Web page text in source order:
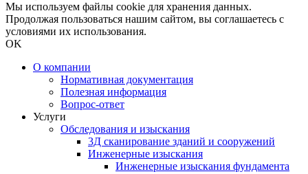
Мы используем файлы cookie для хранения данных.
Продолжая пользоваться нашим сайтом, вы соглашаетесь с
условиями их использования.
OK
О компании
Нормативная документация
Полезная информация
Вопрос-ответ
Услуги
Обследования и изыскания
3Д сканирование зданий и сооружений
Инженерные изыскания
Инженерные изыскания фундамента